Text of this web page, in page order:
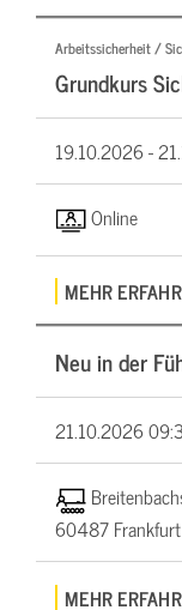
Arbeitssicherheit /
Grundkurs
19.10.2026 -
Online
MEHR
Neu in der
21.10.2026
60487
MEHR